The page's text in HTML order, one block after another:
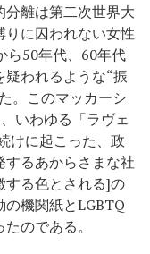
離は第二次世界大
に囚われない女性
ら50年代、60年代
われるような“振
。このマッカーシ
いわゆる「ラヴェ
けに起こった、政
るあからさまな社
する色とされる]の
機関紙とLGBTQ
のである。